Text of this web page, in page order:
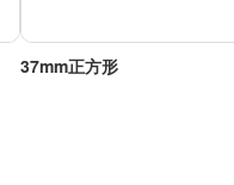
37mm正方形